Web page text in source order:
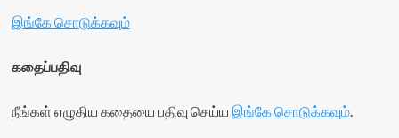
இங்கே சொடுக்கவும்
கதைப்பதிவு
நீங்கள் எழுதிய கதையை பதிவு செய்ய இங்கே சொடுக்கவும்.